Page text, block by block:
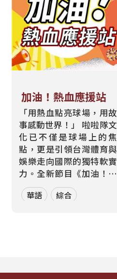
加油！熱血應援站
「用熱血點亮球場，用故
事感動世界！」 啦啦隊文
化已不僅是球場上的焦
點，更是引領台灣體育與
娛樂走向國際的獨特軟實
力。全新節目《加油！熱
血應援站》，由香港藝人
張啟樂與影視運動產業專
啦啦隊...
華語 綜合